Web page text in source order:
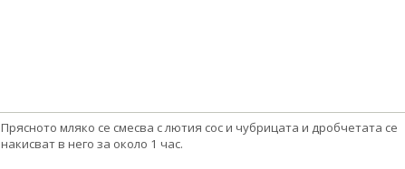
Прясното мляко се смесва с лютия сос и чубрицата и дробчетата се
накисват в него за около 1 час.